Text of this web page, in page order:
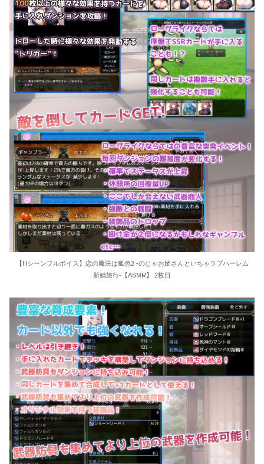
【Hシーンフルボイス】恋の魔法は狐色2 -のじゃお姉さんといちゃラブハーレム
新婚旅行-【ASMR】 2枚目